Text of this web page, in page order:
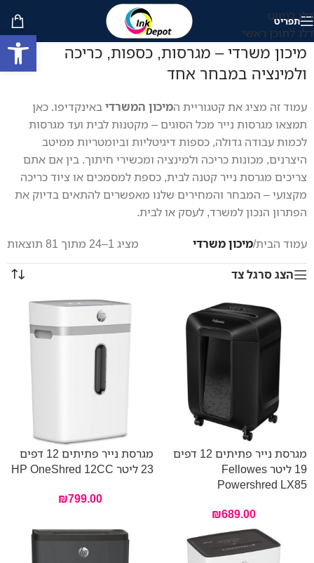
דלג לניווט
דלג לתוכן ראשי
תפריט
מיכון משרדי – מגרסות, כספות, כריכה
ולמינציה במבחר אחד
עמוד זה מציג את קטגוריית המיכון המשרדיבאינקדיפו. כאן
תמצאו מגרסות נייר מכל הסוגים – מקטנות לבית ועד מגרסות
לכמות עבודה גדולה, כספות דיגיטליות וביומטריות ממיטב
היצרנים, מכונות כריכה ולמינציה ומכשירי חיתוך. בין אם אתם
צריכים מגרסת נייר קטנה לבית, כספת למסמכים או ציוד כריכה
מקצועי – המבחר והמחירים שלנו מאפשרים להתאים בדיוק את
הפתרון הנכון למשרד, לעסק או לבית.
עמוד הבית/מיכון משרדי
מציג 1–24 מתוך 81 תוצאות
הצג סרגל צד
מגרסת נייר פתיתים 12 דפים
19 ליטר Fellowes
Powershred LX85
₪689.00
מגרסת נייר פתיתים 12 דפים
23 ליטר HP OneShred 12CC
₪799.00
פתח